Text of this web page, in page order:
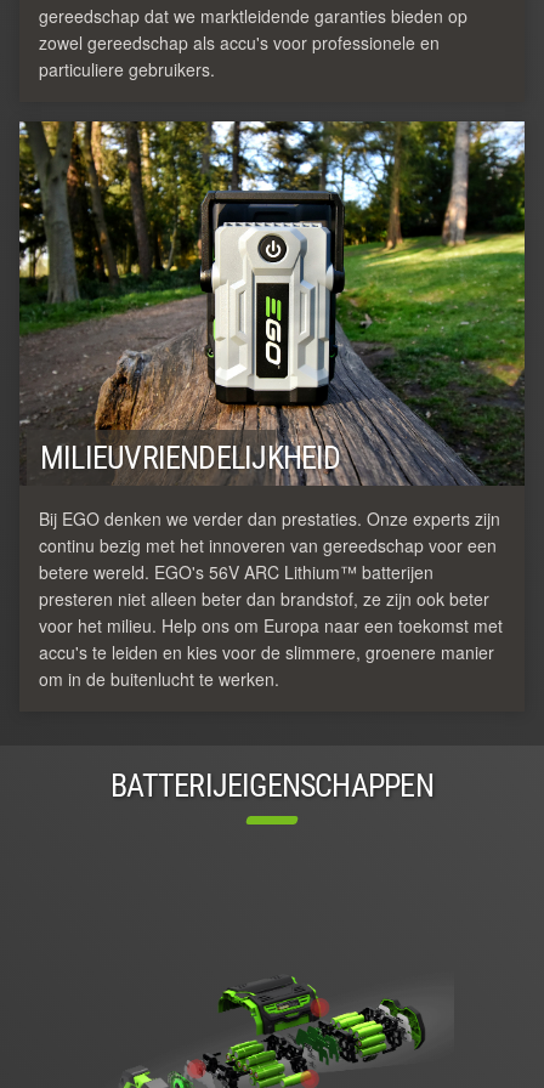
gereedschap dat we marktleidende garanties bieden op
zowel gereedschap als accu's voor professionele en
particuliere gebruikers.
MILIEUVRIENDELIJKHEID
Bij EGO denken we verder dan prestaties. Onze experts zijn
continu bezig met het innoveren van gereedschap voor een
betere wereld. EGO's 56V ARC Lithium™ batterijen
presteren niet alleen beter dan brandstof, ze zijn ook beter
voor het milieu. Help ons om Europa naar een toekomst met
accu's te leiden en kies voor de slimmere, groenere manier
om in de buitenlucht te werken.
BATTERIJEIGENSCHAPPEN